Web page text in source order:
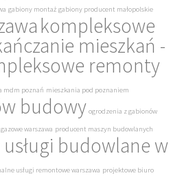
gabiony montaż gabiony producent małopolskie
kompleksowe
mieszkań -
remonty
mdm poznań mieszkania pod poznaniem
budowy ogrodzenia z gabionów
warszawa producent maszyn budowlanych
budowlane w
usługi remontowe warszawa projektowe biuro